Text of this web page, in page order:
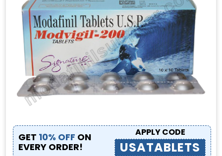
GET 10% OFF ON
EVERY ORDER!
APPLY CODE
USATABLETS